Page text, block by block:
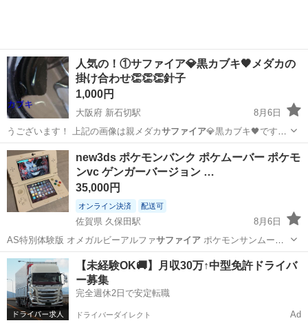
人気の！①サファイア💎黒カブキ🖤メダカの
掛け合わせ👏👏👏針子
1,000円
大阪府 新石切駅
8月6日
うございます！ 上記の画像は親メダカサファイア💎黒カブキ🖤です、
メダカ掛け合わせし…
大阪 東大阪市 新石切駅 針子
new3ds ポケモンバンク ポケムーバー ポケモ
ンvc ゲンガーバージョン …
35,000円
オンライン決済 配送可
佐賀県 久保田駅
8月6日
AS特別体験版 オメガルビーアルファサファイアポケモンサンムーン
特別体験版 サン…
佐賀 小城市 久保田駅 ポータブルゲーム
【未経験OK🚚】月収30万↑中型免許ドライバ
ー募集
完全週休2日で安定転職
ドライバーダイレクト Ad